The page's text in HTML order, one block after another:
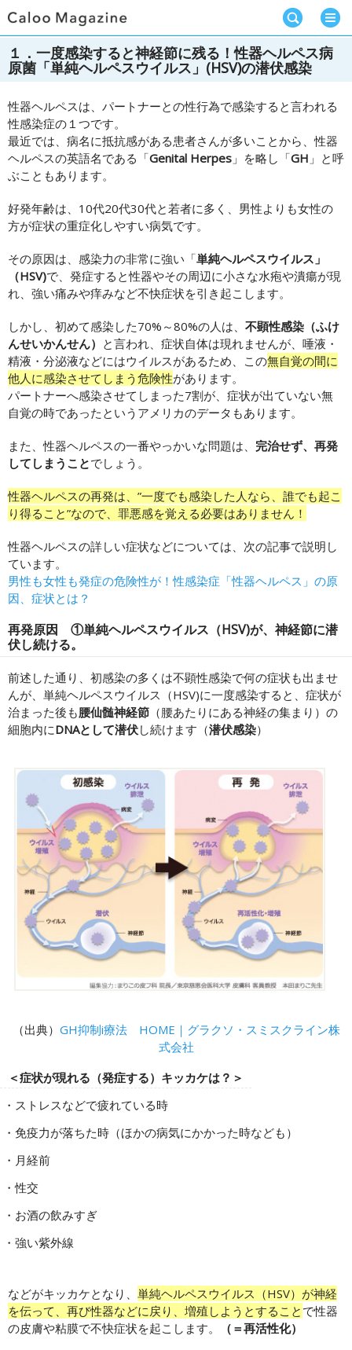
１．一度感染すると神経節に残る！性器ヘルペス病
原菌「単純ヘルペスウイルス」(HSV)の潜伏感染
性器ヘルペスは、パートナーとの性行為で感染すると言われる
性感染症の１つです。
最近では、病名に抵抗感がある患者さんが多いことから、性器
ヘルペスの英語名である「Genital Herpes 」を略し「GH 」と呼
ぶこともあります。
好発年齢は、10代20代30代と若者に多く、男性よりも女性の
方が症状の重症化しやすい病気です。
その原因は、感染力の非常に強い「単純ヘルペスウイルス」
（HSV)で、発症すると性器やその周辺に小さな水疱や潰瘍が現
れ、強い痛みや痒みなど不快症状を引き起こします。
しかし、初めて感染した70%～80%の人は、 不顕性感染（ふけ
んせいかんせん） と言われ、症状自体は現れませんが、唾液・
精液・分泌液などにはウイルスがあるため、この無自覚の間に
他人に感染させてしまう危険性があります。
パートナーへ感染させてしまった7割が、症状が出ていない無
自覚の時であったというアメリカのデータもあります。
また、性器ヘルペスの一番やっかいな問題は、 完治せず、再発
してしまうことでしょう。
性器ヘルペスの再発は、”一度でも感染した人なら、誰でも起こ
り得ること”なので、罪悪感を覚える必要はありません！
性器ヘルペスの詳しい症状などについては、次の記事で説明し
ています。
男性も女性も発症の危険性が！性感染症「性器ヘルペス」の原
因、症状とは？
再発原因 ①単純ヘルペスウイルス（HSV)が、神経節に潜
伏し続ける。
前述した通り、初感染の多くは不顕性感染で何の症状も出ませ
んが、単純ヘルペスウイルス（HSV)に一度感染すると、症状が
治まった後も腰仙髄神経節 （腰あたりにある神経の集まり）の
細胞内にDNAとして潜伏し続けます（潜伏感染）
（出典） GH抑制i療法 HOME｜グラクソ・スミスクライン株
式会社
＜症状が現れる（発症する）キッカケは？＞
ストレスなどで疲れている時
免疫力が落ちた時（ほかの病気にかかった時なども）
月経前
性交
お酒の飲みすぎ
強い紫外線
などがキッカケとなり、 単純ヘルペスウイルス（HSV）が神経
を伝って、再び性器などに戻り、増殖しようとすること で性器
の皮膚や粘膜で不快症状を起こします。
（＝再活性化）